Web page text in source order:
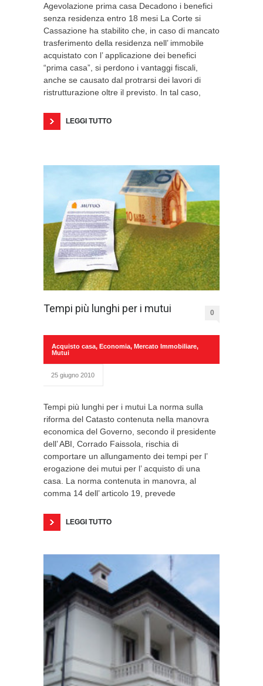
Agevolazione prima casa Decadono i benefici
senza residenza entro 18 mesi La Corte si
Cassazione ha stabilito che, in caso di mancato
trasferimento della residenza nell’ immobile
acquistato con l’ applicazione dei benefici
“prima casa”, si perdono i vantaggi fiscali,
anche se causato dal protrarsi dei lavori di
ristrutturazione oltre il previsto. In tal caso,
LEGGI TUTTO
Tempi più lunghi per i mutui 0
Acquisto casa, Economia, Mercato Immobiliare,
Mutui
25 giugno 2010
Tempi più lunghi per i mutui La norma sulla
riforma del Catasto contenuta nella manovra
economica del Governo, secondo il presidente
dell’ ABI, Corrado Faissola, rischia di
comportare un allungamento dei tempi per l’
erogazione dei mutui per l’ acquisto di una
casa. La norma contenuta in manovra, al
comma 14 dell’ articolo 19, prevede
LEGGI TUTTO